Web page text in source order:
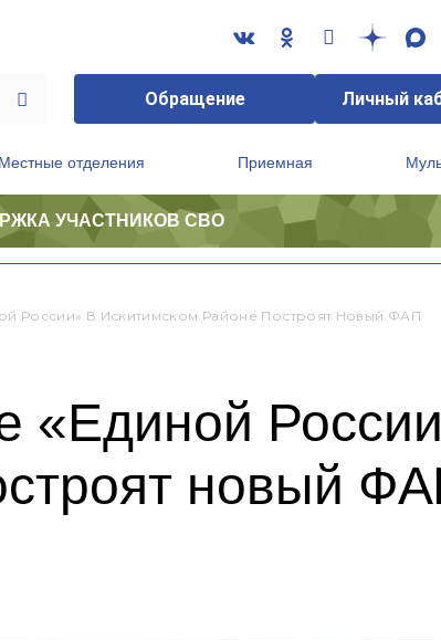
Обращение Личный
Местные отделения Приемная
УЧАСТНИКОВ СВО
России» В Искитимском Районе Построят Новый ФАП
«Единой
новый